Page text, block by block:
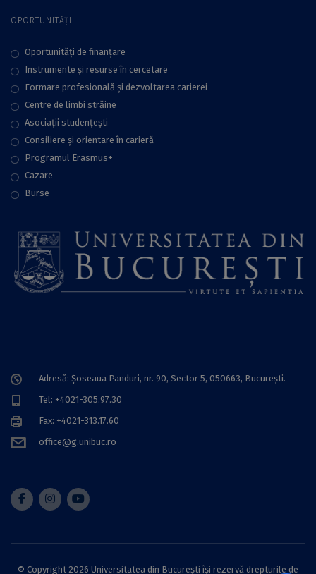
OPORTUNITĂȚI
Oportunități de finanțare
Instrumente și resurse în cercetare
Formare profesională și dezvoltarea carierei
Centre de limbi străine
Asociații studențești
Consiliere şi orientare în carieră
Programul Erasmus+
Cazare
Burse
Adresă: Șoseaua Panduri, nr. 90, Sector 5, 050663, Bucureşti.
Tel: +4021-305.97.30
Fax: +4021-313.17.60
office@g.unibuc.ro
© Copyright 2026 Universitatea din București își rezervă drepturile de